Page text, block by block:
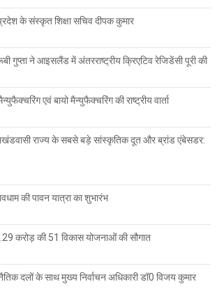
के संस्कृत शिक्षा सचिव दीपक कुमार
गुप्ता ने आइसलैंड में अंतरराष्ट्रीय क्रिएटिव रेजिडेंसी पूरी की
एवं बायो मैन्युफैक्चरिंग की राष्ट्रीय वार्ता
राज्य के सबसे बड़े सांस्कृतिक दूत और ब्रांड एंबेसडर:
की पावन यात्रा का शुभारंभ
करोड़ की 51 विकास योजनाओं की सौगात
दलों के साथ मुख्य निर्वाचन अधिकारी डॉ0 विजय कुमार